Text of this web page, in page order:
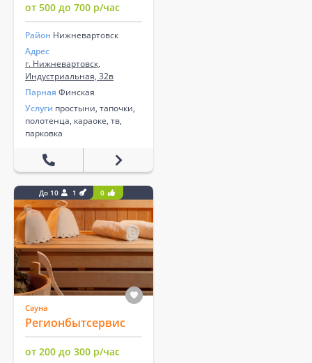
от 500 до 700 р/час
Район Нижневартовск
Адрес
г. Нижневартовск,
Индустриальная, 32в
Парная Финская
Услуги простыни, тапочки,
полотенца, караоке, тв,
парковка
До 10 1 0
Сауна
Регионбытсервис
от 200 до 300 р/час